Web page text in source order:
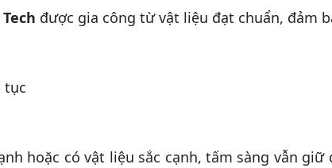
được gia công từ vật liệu đạt chuẩn, đảm
tục
hoặc có vật liệu sắc cạnh, tấm sàng vẫn giữ